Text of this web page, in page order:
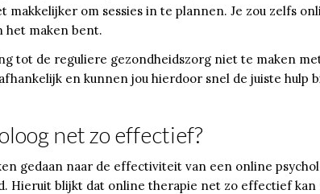
makkelijker om sessies in te plannen. Je zou zelfs
het maken bent.
tot de reguliere gezondheidszorg niet te maken
en kunnen jou hierdoor snel de juiste hulp
net zo effectief?
gedaan naar de effectiviteit van een online
Hieruit blijkt dat online therapie net zo effectief kan